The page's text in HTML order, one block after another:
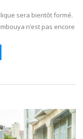
sera bientôt formé.
n’est pas encore